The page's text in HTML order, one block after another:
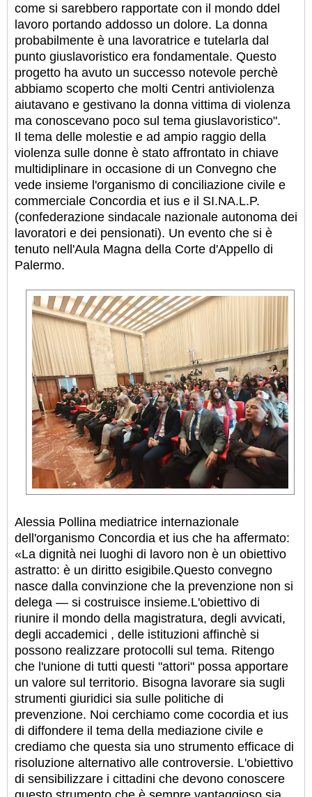
come si sarebbero rapportate con il mondo ddel
lavoro portando addosso un dolore. La donna
probabilmente è una lavoratrice e tutelarla dal
punto giuslavoristico era fondamentale. Questo
progetto ha avuto un successo notevole perchè
abbiamo scoperto che molti Centri antiviolenza
aiutavano e gestivano la donna vittima di violenza
ma conoscevano poco sul tema giuslavoristico".
Il tema delle molestie e ad ampio raggio della
violenza sulle donne è stato affrontato in chiave
multidiplinare in occasione di un Convegno che
vede insieme l'organismo di conciliazione civile e
commerciale Concordia et ius e il SI.NA.L.P.
(confederazione sindacale nazionale autonoma dei
lavoratori e dei pensionati). Un evento che si è
tenuto nell'Aula Magna della Corte d'Appello di
Palermo.
Alessia Pollina mediatrice internazionale
dell'organismo Concordia et ius che ha affermato:
«La dignità nei luoghi di lavoro non è un obiettivo
astratto: è un diritto esigibile.Questo convegno
nasce dalla convinzione che la prevenzione non si
delega — si costruisce insieme.L'obiettivo di
riunire il mondo della magistratura, degli avvicati,
degli accademici , delle istituzioni affinchè si
possono realizzare protocolli sul tema. Ritengo
che l'unione di tutti questi "attori" possa apportare
un valore sul territorio. Bisogna lavorare sia sugli
strumenti giuridici sia sulle politiche di
prevenzione. Noi cerchiamo come cocordia et ius
di diffondere il tema della mediazione civile e
crediamo che questa sia uno strumento efficace di
risoluzione alternativo alle controversie. L'obiettivo
di sensibilizzare i cittadini che devono conoscere